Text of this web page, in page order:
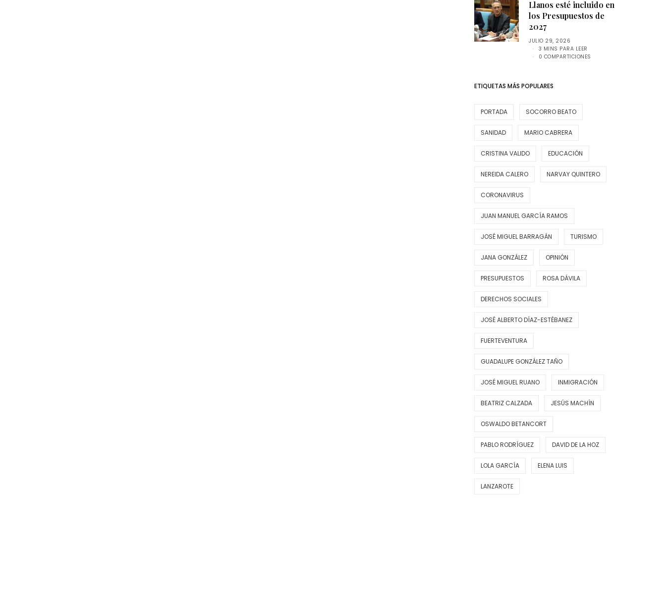
Llanos esté incluido en
los Presupuestos de
2027
JULIO 29, 2026
3 MINS PARA LEER
0 COMPARTICIONES
ETIQUETAS MÁS POPULARES
PORTADA SOCORRO BEATO
SANIDAD MARIO CABRERA
CRISTINA VALIDO EDUCACIÓN
NEREIDA CALERO NARVAY QUINTERO
CORONAVIRUS
JUAN MANUEL GARCÍA RAMOS
JOSÉ MIGUEL BARRAGÁN TURISMO
JANA GONZÁLEZ OPINIÓN
PRESUPUESTOS ROSA DÁVILA
DERECHOS SOCIALES
JOSÉ ALBERTO DÍAZ-ESTÉBANEZ
FUERTEVENTURA
GUADALUPE GONZÁLEZ TAÑO
JOSÉ MIGUEL RUANO INMIGRACIÓN
BEATRIZ CALZADA JESÚS MACHÍN
OSWALDO BETANCORT
PABLO RODRÍGUEZ DAVID DE LA HOZ
LOLA GARCÍA ELENA LUIS
LANZAROTE